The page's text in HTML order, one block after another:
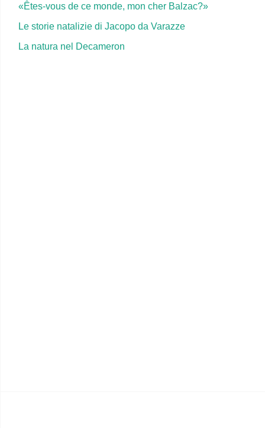
«Êtes-vous de ce monde, mon cher Balzac?»
Le storie natalizie di Jacopo da Varazze
La natura nel Decameron